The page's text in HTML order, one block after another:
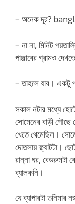
– অনেক দূর?
– না না, মিনিট
পাঞ্জাবের গ্রামও
– তাহলে যাব। একটু
সকাল নটার মধ্যে
সোমেনের বাড়ী পৌছে
খেতে থেমেছিল।
দোতলায় ফ্ল্যাটটা।
রান্না ঘর, বেডরুমটা
ব্যালকনি।
যে ব্যাপারটা